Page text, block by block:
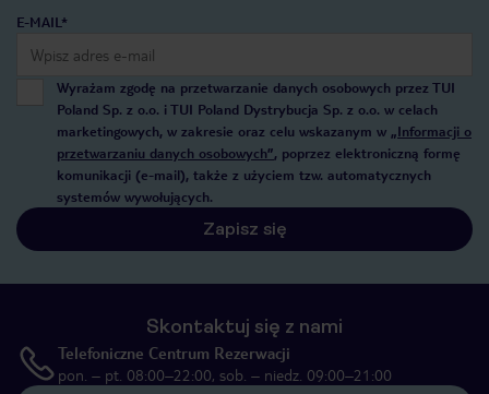
E-MAIL*
Wyrażam zgodę na przetwarzanie danych osobowych przez TUI
Poland Sp. z o.o. i TUI Poland Dystrybucja Sp. z o.o. w celach
marketingowych, w zakresie oraz celu wskazanym w „Informacji o
przetwarzaniu danych osobowych”, poprzez elektroniczną formę
komunikacji (e-mail), także z użyciem tzw. automatycznych
systemów wywołujących.
Zapisz się
Skontaktuj się z nami
Telefoniczne Centrum Rezerwacji
pon. – pt. 08:00–22:00, sob. – niedz. 09:00–21:00